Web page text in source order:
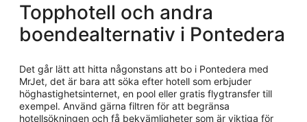
Topphotell och andra
boendealternativ i Pontedera
Det går lätt att hitta någonstans att bo i Pontedera med
MrJet, det är bara att söka efter hotell som erbjuder
höghastighetsinternet, en pool eller gratis flygtransfer till
exempel. Använd gärna filtren för att begränsa
hotellsökningen och få bekvämligheter som är viktiga för